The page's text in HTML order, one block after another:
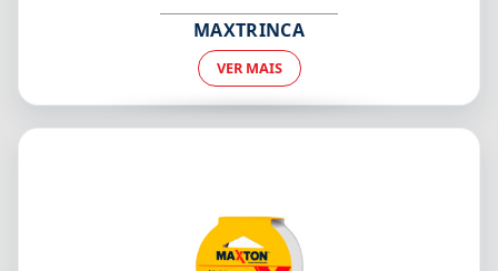
MAXTRINCA
VER MAIS